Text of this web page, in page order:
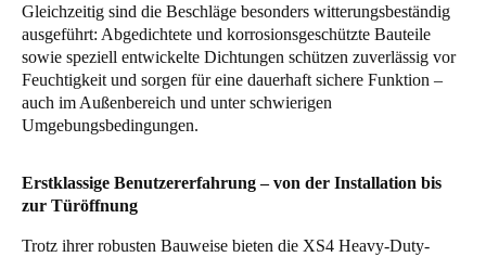
Auswahl als Standard speichern
Gleichzeitig sind die Beschläge besonders witterungsbeständig
ausgeführt: Abgedichtete und korrosionsgeschützte Bauteile
sowie speziell entwickelte Dichtungen schützen zuverlässig vor
Feuchtigkeit und sorgen für eine dauerhaft sichere Funktion –
auch im Außenbereich und unter schwierigen
Umgebungsbedingungen.
Erstklassige Benutzererfahrung – von der Installation bis
zur Türöffnung
Trotz ihrer robusten Bauweise bieten die XS4 Heavy-Duty-